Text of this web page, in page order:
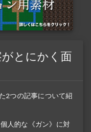
とにかく面
2つの記事について紹
人的な《ガン》に対